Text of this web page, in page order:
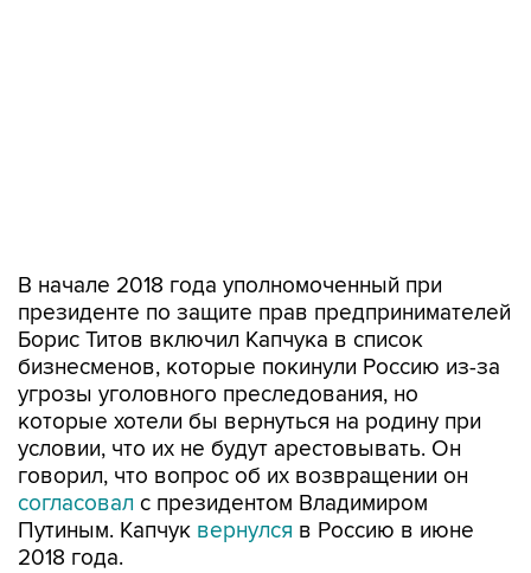
В начале 2018 года уполномоченный при
президенте по защите прав предпринимателей
Борис Титов включил Капчука в список
бизнесменов, которые покинули Россию из-за
угрозы уголовного преследования, но
которые хотели бы вернуться на родину при
условии, что их не будут арестовывать. Он
говорил, что вопрос об их возвращении он
согласовал с президентом Владимиром
Путиным. Капчук вернулся в Россию в июне
2018 года.